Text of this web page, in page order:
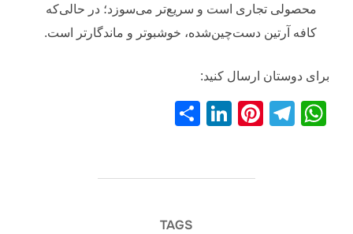
محصولی تجاری است و سریع‌تر می‌سوزد؛ در حالی‌که
کافه آرتین دست‌چین‌شده، خوشبوتر و ماندگارتر است.
برای دوستان ارسال کنید:
W
T
Pi
Li
dI
TAGS